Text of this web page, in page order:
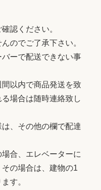
認ください。
のでご了承下さい。
バーで配送できない事
間以内で商品発送を致
場合は随時連絡致し
は、その他の欄で配達
合、エレベーターに
の場合は、建物の1
す。